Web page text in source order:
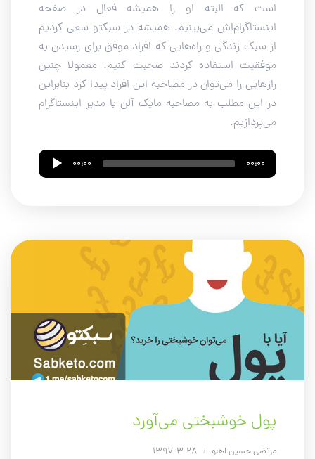
است که البته او را همیشه فعال در صفحه
اینستاگرام‌اش می‌بینیم. همیشه در سبکتو سعی کردیم
از سبک زندگی و راه‌هایی که افراد موفق برای رسیدن به
موفقیت استفاده کردند صحبت کنیم. معمولا چنین
رازهایی را می‌توان در مصاحبه این افراد پیدا کرد بنابراین
در این مطلب به مصاحبه مایک آلن با مدیر اینستاگرام
می‌پردازیم.
Audio
Player
00:00 00:00
پول خوشبختی می‌آورد
مرتضی حسین اهلو /